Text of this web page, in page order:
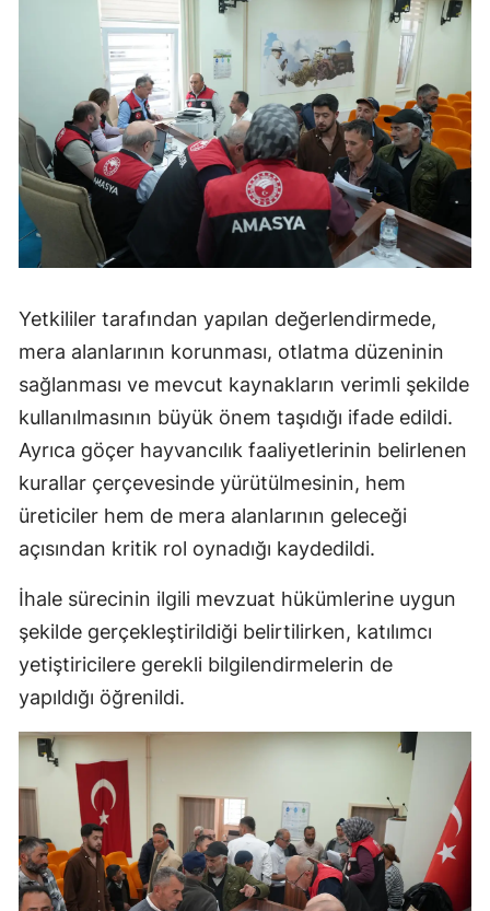
Yetkililer tarafından yapılan değerlendirmede,
mera alanlarının korunması, otlatma düzeninin
sağlanması ve mevcut kaynakların verimli şekilde
kullanılmasının büyük önem taşıdığı ifade edildi.
Ayrıca göçer hayvancılık faaliyetlerinin belirlenen
kurallar çerçevesinde yürütülmesinin, hem
üreticiler hem de mera alanlarının geleceği
açısından kritik rol oynadığı kaydedildi.
İhale sürecinin ilgili mevzuat hükümlerine uygun
şekilde gerçekleştirildiği belirtilirken, katılımcı
yetiştiricilere gerekli bilgilendirmelerin de
yapıldığı öğrenildi.